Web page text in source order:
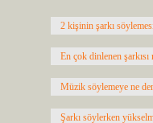
2 kişinin şarkı
En çok dinlenen şarkısı
Müzik söylemeye ne
Şarkı söylerken